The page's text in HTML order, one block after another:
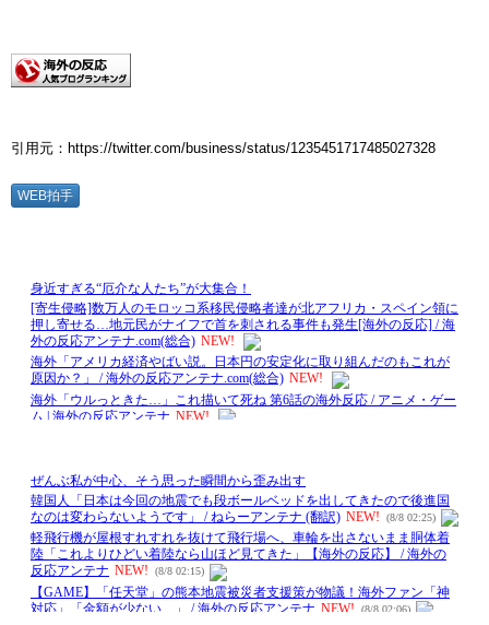
引用元：https://twitter.com/business/status/1235451717485027328
WEB拍手